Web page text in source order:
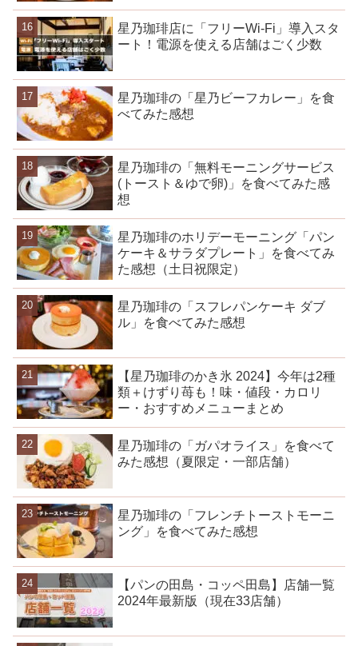
星乃珈琲店に「フリーWi-Fi」導入スタ
ート！電源を使える店舗はごく少数
星乃珈琲の「星乃ビーフカレー」を食
べてみた感想
星乃珈琲の「無料モーニングサービス
(トースト＆ゆで卵)」を食べてみた感
想
星乃珈琲のホリデーモーニング「パン
ケーキ＆サラダプレート」を食べてみ
た感想（土日祝限定）
星乃珈琲の「スフレパンケーキ ダブ
ル」を食べてみた感想
【星乃珈琲のかき氷 2024】今年は2種
類＋けずり苺も！味・値段・カロリ
ー・おすすめメニューまとめ
星乃珈琲の「ガパオライス」を食べて
みた感想（夏限定・一部店舗）
星乃珈琲の「フレンチトーストモーニ
ング」を食べてみた感想
【パンの田島・コッペ田島】店舗一覧
2024年最新版（現在33店舗）